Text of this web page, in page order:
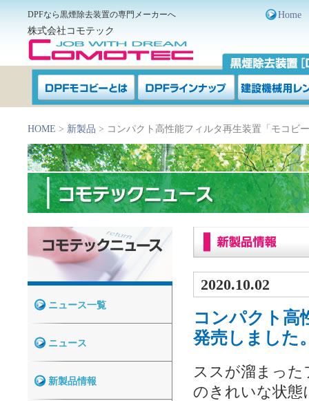
DPFなら黒煙除去装置の専門メーカーへ
株式会社コモテック
Home
HOME > 新製品 > コンパクト高性能フィルタ再生装置「モコビ
2020.10.02
コンパクト高
発売しました
ススが溜まった
のきれいな状態
ニュース一覧
ニュース
新製品情報